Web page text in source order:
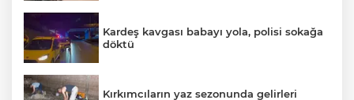
Kardeş kavgası babayı yola, polisi sokağa
döktü
Kırkımcıların yaz sezonunda gelirleri